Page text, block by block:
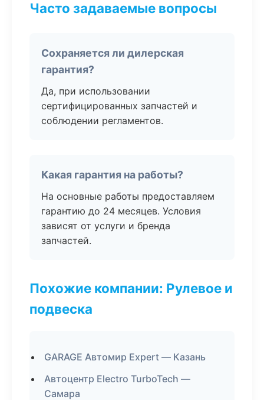
Часто задаваемые вопросы
Сохраняется ли дилерская
гарантия?
Да, при использовании
сертифицированных запчастей и
соблюдении регламентов.
Какая гарантия на работы?
На основные работы предоставляем
гарантию до 24 месяцев. Условия
зависят от услуги и бренда
запчастей.
Похожие компании: Рулевое и
подвеска
GARAGE Автомир Expert — Казань
Автоцентр Electro TurboTech —
Самара